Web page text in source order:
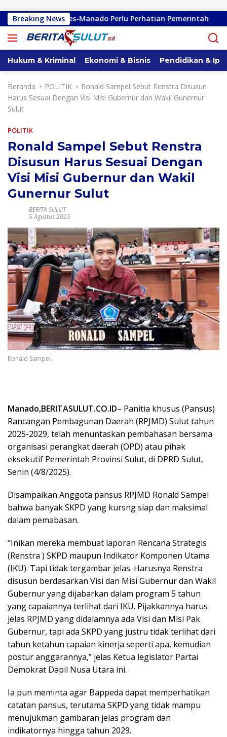
Breaking News
Kembes-Manado Perlu Perhatian Pemerintah
Hukum & Kriminal Ekonomi & Bisnis Pendidikan &
Beranda POLITIK
Ronald Sampel Sebut Renstra Disusun
Harus Sesuai Dengan Visi Misi Gubernur dan Wakil Gunernur
Sulut
POLITIK
Ronald Sampel Sebut Renstra
Disusun Harus Sesuai Dengan
Visi Misi Gubernur dan Wakil
Gunernur Sulut
BERITA SULUT
5 Agustus 2025
Ronald Sampel.
Manado,BERITASULUT.CO.ID– Panitia khusus (Pansus)
Rancangan Pembagunan Daerah (RPJMD) Sulut tahun
2025-2029, telah menuntaskan pembahasan bersama
organisasi perangkat daerah (OPD) atau pihak
eksekutif Pemerintah Provinsi Sulut, di DPRD Sulut,
Senin (4/8/2025).
Disampaikan Anggota pansus RPJMD Ronald Sampel
bahwa banyak SKPD yang kursng siap dan maksimal
dalam pemabasan.
“Inikan mereka membuat laporan Rencana Strategis
(Renstra ) SKPD maupun Indikator Komponen Utama
(IKU). Tapi tidak tergambar jelas. Harusnya Renstra
disusun berdasarkan Visi dan Misi Gubernur dan Wakil
Gubernur yang dijabarkan dalam program 5 tahun
yang capaiannya terlihat dari IKU. Pijakkannya harus
jelas RPJMD yang didalamnya ada Visi dan Misi Pak
Gubernur, tapi ada SKPD yang justru tidak terlihat dari
tahun ketahun capaian kinerja seperti apa, kemudian
postur anggarannya,” jelas Ketua legislator Partai
Demokrat Dapil Nusa Utara ini.
Ia pun meminta agar Bappeda dapat memperhatikan
catatan pansus, terutama SKPD yang tidak mampu
menujukman gambaran jelas program dan
indikatornya hingga tahun 2029.